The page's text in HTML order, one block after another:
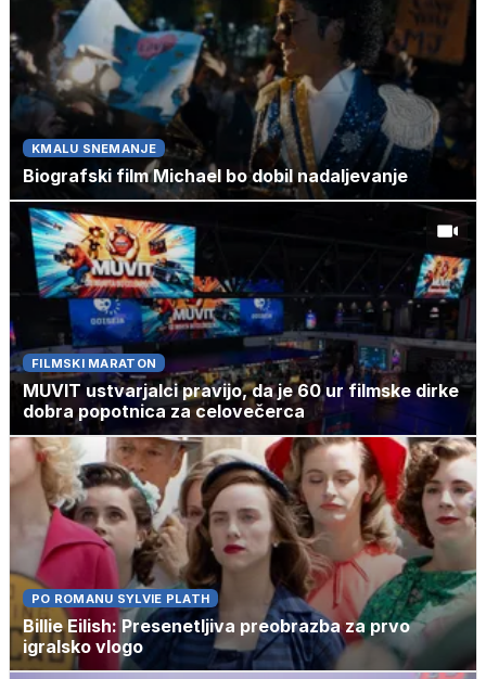
KMALU SNEMANJE
Biografski film Michael bo dobil nadaljevanje
FILMSKI MARATON
MUVIT ustvarjalci pravijo, da je 60 ur filmske dirke
dobra popotnica za celovečerca
PO ROMANU SYLVIE PLATH
Billie Eilish: Presenetljiva preobrazba za prvo
igralsko vlogo